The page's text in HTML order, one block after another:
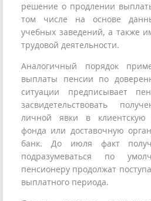
решение о продлении
том числе на основе
учебных заведений, а также
трудовой деятельности.
Аналогичный порядок
выплаты пенсии по
ситуации предписывает
засвидетельствовать
личной явки в клиентскую
фонда или доставочную
банк. До июля факт
подразумеваться по
пенсионеру продолжат
выплатного периода.